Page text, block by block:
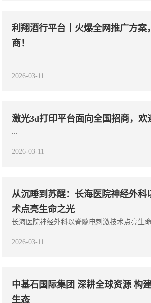
利翔酒行平台｜火爆全网推广方案
商！
...
2026-03-11
激光3d打印平台面向全国招商，欢
...
2026-03-11
从沉睡到苏醒：长海医院神经外科
术点亮生命之光
长海医院神经外科以脊髓电刺激技术点亮生
2026-03-11
中基石国际集团 深耕全球资源 构
生态